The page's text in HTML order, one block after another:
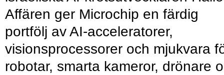
Affären ger Microchip en färdig
portfölj av AI-acceleratorer,
visionsprocessorer och mjukvara
robotar, smarta kameror, drönare